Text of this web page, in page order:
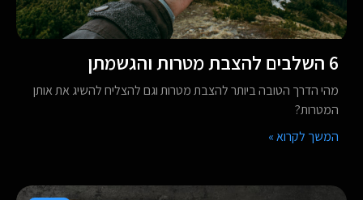
6 השלבים להצבת מטרות והגשמתן
מהי הדרך הטובה ביותר להצבת מטרות וגם להצליח להשיג את אותן
המטרות?
המשך לקרוא »